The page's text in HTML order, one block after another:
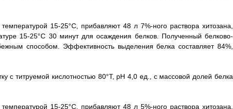
15-25°С, прибавляют 48 л 7%-ного раствора хитозана,
15-25°С 30 минут для осаждения белков. Полученный белково-
способом. Эффективность выделения белка составляет 84%,
с титруемой кислотностью 80°Т, рН 4,0 ед., с массовой долей белка
15-25°С, прибавляют 48 л 5%-ного раствора хитозана,